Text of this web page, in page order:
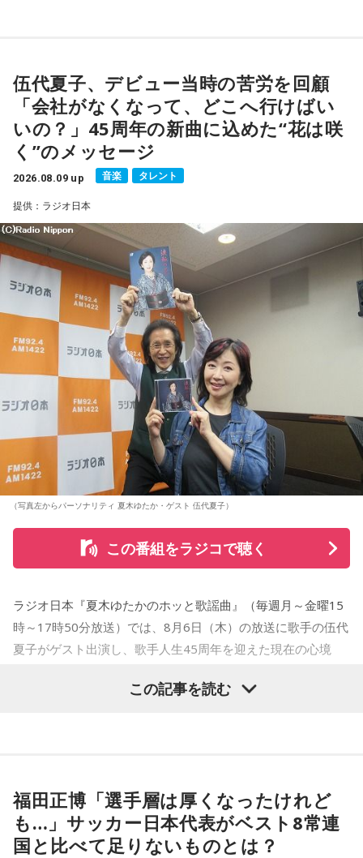
伍代夏子、デビュー当時の苦労を回顧
「会社がなくなって、どこへ行けばい
いの？」45周年の新曲に込めた“花は咲
く”のメッセージ
2026.08.09 up 音楽 タレント
提供：ラジオ日本
（写真左からパーソナリティ 夏木ゆたか・ゲスト 伍代夏子）
この番組をラジコで聴く
ラジオ日本『夏木ゆたかのホッと歌謡曲』（毎週月～金曜15
時～17時50分放送）では、8月6日（木）の放送に歌手の伍代
夏子がゲスト出演し、歌手人生45周年を迎えた現在の心境
ることを明かした。また、歌手はレコーディングを終えた
後、自分自身が“演出家”となって楽曲を育てていく仕事でもあ
ると語り、長年培ってきた表現者としての思いを語った。
この記事を読む
福田正博「選手層は厚くなったけれど
も…」サッカー日本代表がベスト8常連
国と比べて足りないものとは？